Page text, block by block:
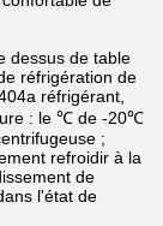
dessus de table
réfrigération de
réfrigérant,
: le ℃ de -20℃
;
refroidir à la
de
l'état de